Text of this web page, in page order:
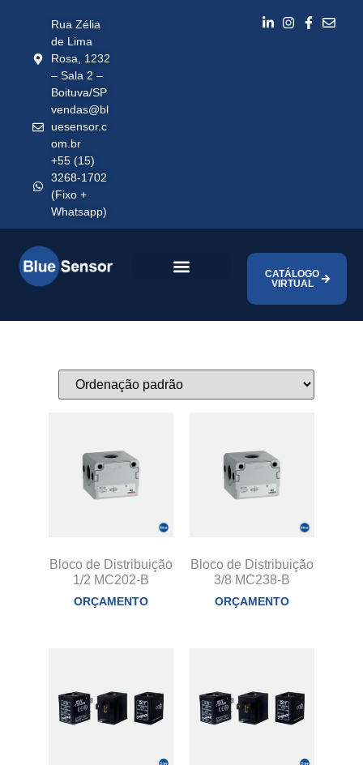
Rua Zélia
de Lima
Rosa, 1232
– Sala 2 –
Boituva/SP
vendas@bl
uesensor.c
om.br
+55 (15)
3268-1702
(Fixo +
Whatsapp)
CATÁLOGO
VIRTUAL
Bloco de Distribuição
1/2 MC202-B
ORÇAMENTO
Bloco de Distribuição
3/8 MC238-B
ORÇAMENTO